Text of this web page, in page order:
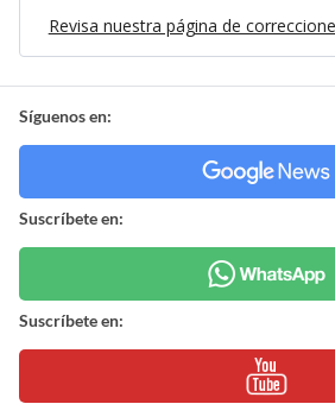
Revisa nuestra página de
Síguenos en:
Suscríbete en:
Suscríbete en: